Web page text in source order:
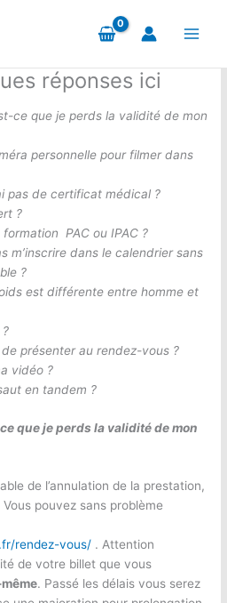
réponses ici
ce que je perds la validité de mon
personnelle pour filmer dans
pas de certificat médical ?
?
PAC ou IPAC ?
m’inscrire dans le calendrier sans
?
est différente entre homme et
présenter au rendez-vous ?
vidéo ?
en tandem ?
que je perds la validité de mon
de l’annulation de la prestation,
pouvez sans problème
rendez-vous/ . Attention
de votre billet que vous
. Passé les délais vous serez